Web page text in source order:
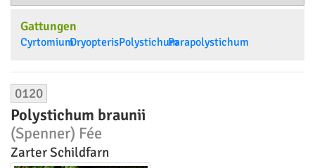
Gattungen
CyrtomiumDryopterisPolystichumParapolystichum
0120
Polystichum braunii
(Spenner) Fée
Zarter Schildfarn